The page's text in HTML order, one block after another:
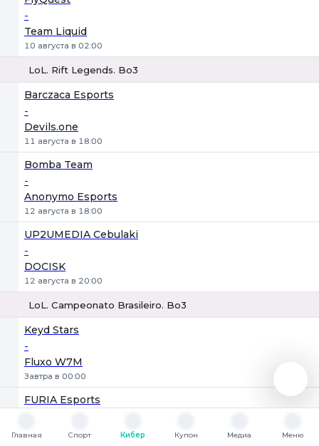
-
Team Liquid
10 августа в 02:00
LoL. Rift Legends. Bo3
Barczaca Esports
-
Devils.one
11 августа в 18:00
Bomba Team
-
Anonymo Esports
12 августа в 18:00
UP2UMEDIA Cebulaki
-
DOCISK
12 августа в 20:00
LoL. Campeonato Brasileiro. Bo3
Keyd Stars
-
Fluxo W7M
Завтра в 00:00
FURIA Esports
LOUD
Главная
Спорт
Кибер
Купон
Медиа
Меню